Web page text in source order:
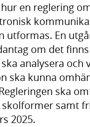
en reglering
utformas. En
om det
analysera och
ska kunna
ska
samt
2025.